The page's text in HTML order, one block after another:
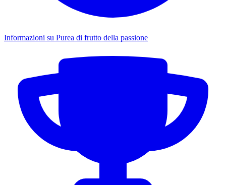
Informazioni su Purea di frutto della passione